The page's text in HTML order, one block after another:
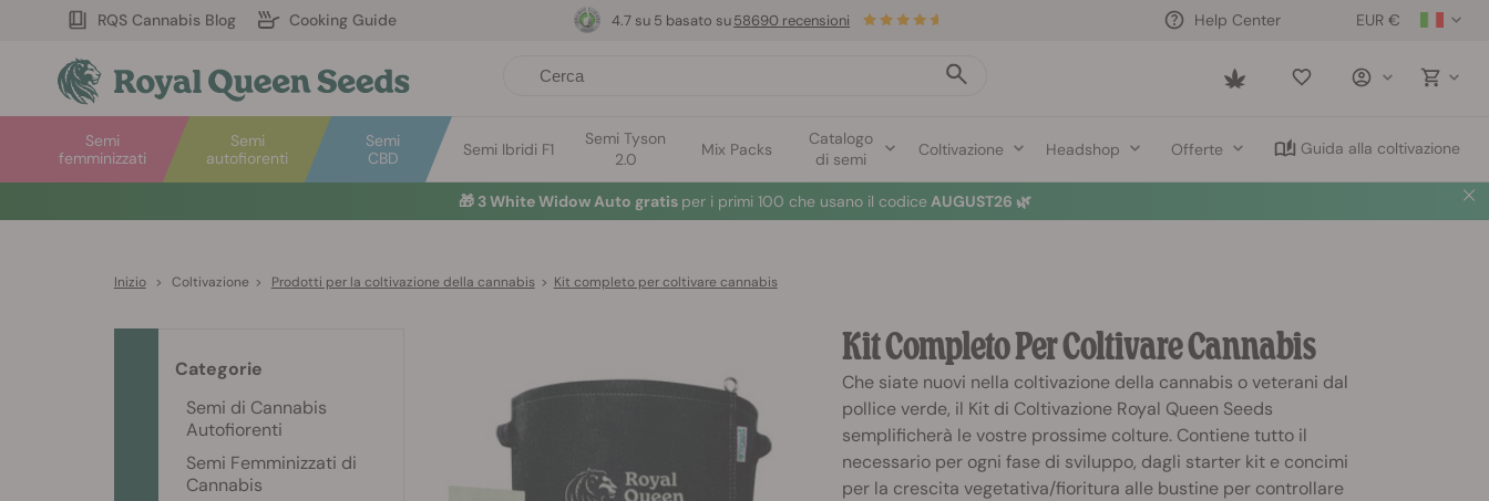
RQS Cannabis Blog Cooking Guide EUR €
Help Center
Saved
Semi
autofiorenti
Semi
femminizzati
Semi
CBD
Semi Ibridi F1
Semi Tyson
2.0
Mix Packs
Catalogo
di semi
Coltivazione Headshop Offerte Guida alla coltivazione
4.7 su 5 basato su58690 recensioni
🎁 3 White Widow Auto gratis per i primi 100 che usano il codice AUGUST26 🌿
Inizio > Coltivazione > Prodotti per la coltivazione della cannabis > Kit completo per coltivare cannabis
Kit Completo Per Coltivare Cannabis
Che siate nuovi nella coltivazione della cannabis o veterani dal
pollice verde, il Kit di Coltivazione Royal Queen Seeds
semplificherà le vostre prossime colture. Contiene tutto il
necessario per ogni fase di sviluppo, dagli starter kit e concimi
per la crescita vegetativa/fioritura alle bustine per controllare
Categorie
Semi di Cannabis
Autofiorenti
Semi Femminizzati di
Cannabis